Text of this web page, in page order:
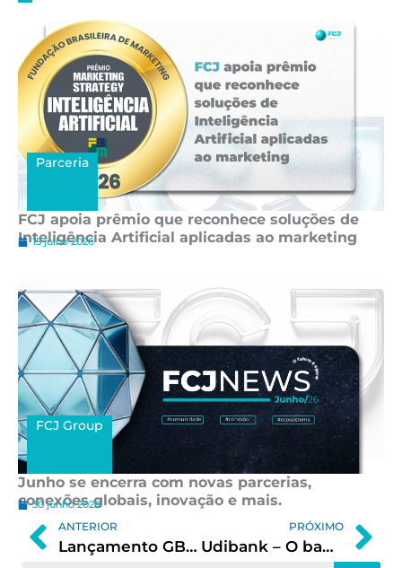
Parceria
FCJ apoia prêmio que reconhece soluções de
Inteligência Artificial aplicadas ao marketing
15 julho 2026
FCJ Group
Junho se encerra com novas parcerias,
conexões globais, inovação e mais.
30 junho 2026
Prev
ANTERIOR
Lançamento GBG Seniortech Ventures
PRÓXIMO
Udibank – O banco digital que você estava esperando!